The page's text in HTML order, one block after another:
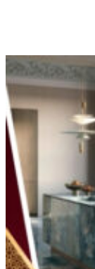
From
Tìm kiếm:
Giới thiệu